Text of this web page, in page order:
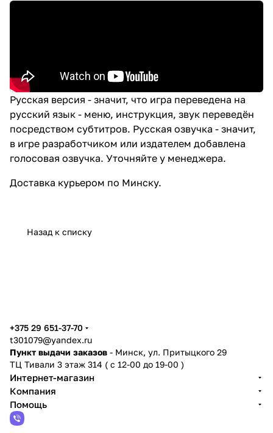
Русская версия - значит, что игра переведена на
русский язык - меню, инструкция, звук переведён
посредством субтитров. Русская озвучка - значит,
в игре разработчиком или издателем добавлена
голосовая озвучка. Уточняйте у менеджера.
Доставка курьером по Минску.
Назад к списку
+375 29 651-37-70
t301079@yandex.ru
Пункт выдачи заказов - Минск, ул. Притыцкого 29
ТЦ Тивали 3 этаж 314 ( с 12-00 до 19-00 )
Интернет-магазин
Компания
Помощь